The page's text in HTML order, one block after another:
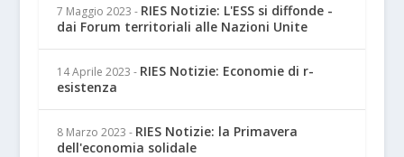
7 Maggio 2023 - RIES Notizie: L'ESS si diffonde -
dai Forum territoriali alle Nazioni Unite
14 Aprile 2023 - RIES Notizie: Economie di r-
esistenza
8 Marzo 2023 - RIES Notizie: la Primavera
dell'economia solidale